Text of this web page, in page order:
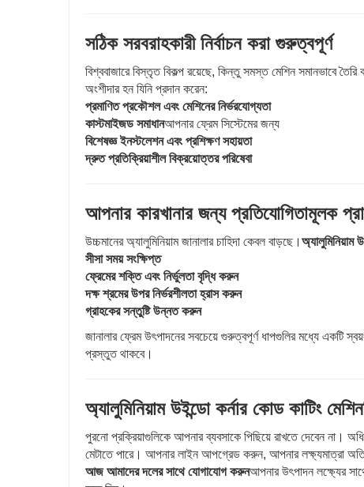
সঠিক সরবরাহকারী নির্বাচন করা গুরুত্বপূর্ণ
বিশ্ববাজারে বিস্তৃত বিকল্প রয়েছে, কিন্তু সমস্ত মেশিন সমানভাবে
অংশীদার হন যিনি প্রদান করেন:
প্রমাণিত প্রকৌশল এবং মেশিনের নির্ভরযোগ্যতা
কাস্টমাইজড সমাধানআপনার ফ্রেম সিস্টেমের জন্য
বিশেষজ্ঞ ইনস্টলেশন এবং প্রশিক্ষণ সহায়তা
দ্রুত প্রতিক্রিয়াশীল বিক্রয়োত্তর পরিষেবা
আপনার কারখানার জন্য প্রতিযোগিতামূলক
উচ্চমানের অ্যালুমিনিয়াম জানালার চাহিদা কেবল বাড়ছে। অ্যালুমিনিয়াম
সীসা সময় সংক্ষিপ্ত
ফ্রেমের শক্তি এবং নির্ভুলতা বৃদ্ধি করুন
দক্ষ শ্রমের উপর নির্ভরশীলতা হ্রাস করুন
গ্রাহকের সন্তুষ্টি উন্নত করুন
জানালার ফ্রেম উৎপাদনের সবচেয়ে গুরুত্বপূর্ণ ধাপগুলির মধ্যে একটি
প্রস্তুত থাকবে।
অ্যালুমিনিয়াম উইন্ডো কর্নার কোড কাটিং
পুরনো প্রক্রিয়াগুলিকে আপনার ব্যবসাকে পিছিয়ে রাখতে দেবেন না।
মেটাতে পারে। আপনার লাইন আপগ্রেড করুন, আপনার লক্ষ্যমাত্রা
আজ আমাদের দলের সাথে যোগাযোগ করুনআপনার উৎপাদন লক্ষ্যের